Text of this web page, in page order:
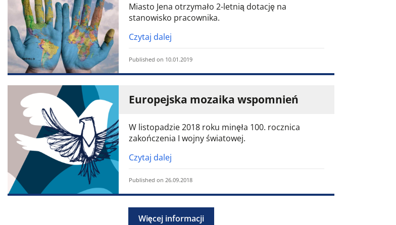
Miasto Jena otrzymało 2-letnią dotację na
stanowisko pracownika.
Czytaj dalej
Published on 10.01.2019
Europejska mozaika wspomnień
W listopadzie 2018 roku minęła 100. rocznica
zakończenia I wojny światowej.
Czytaj dalej
Published on 26.09.2018
Więcej informacji